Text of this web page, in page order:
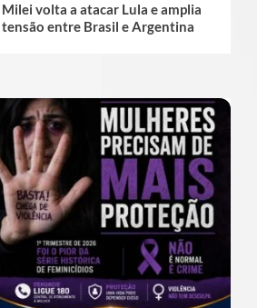
Milei volta a atacar Lula e amplia
tensão entre Brasil e Argentina